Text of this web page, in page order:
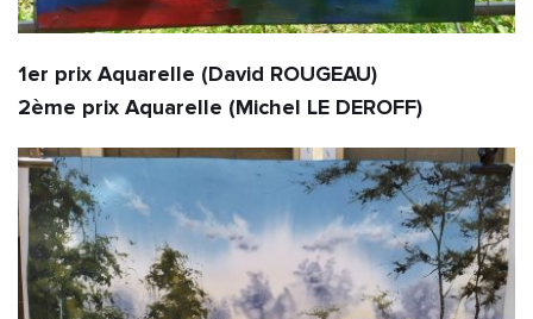
1er prix Aquarelle (David ROUGEAU)